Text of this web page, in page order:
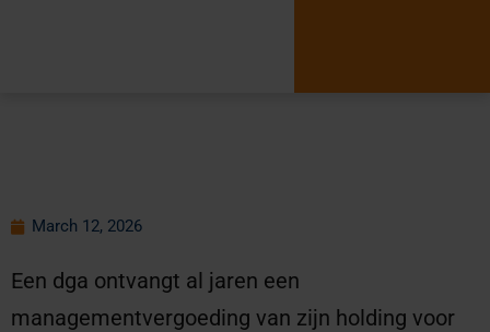
March 12, 2026
Een dga ontvangt al jaren een
managementvergoeding van zijn holding voor